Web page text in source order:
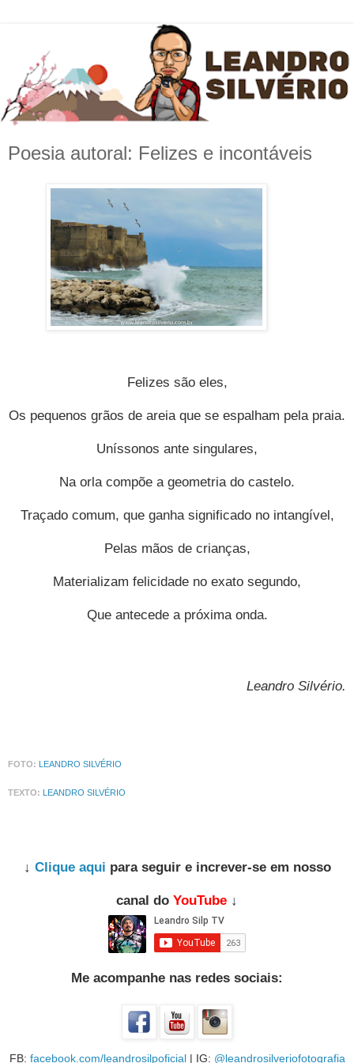
Poesia autoral: Felizes e incontáveis
Felizes são eles,
Os pequenos grãos de areia que se espalham pela praia.
Uníssonos ante singulares,
Na orla compõe a geometria do castelo.
Traçado comum, que ganha significado no intangível,
Pelas mãos de crianças,
Materializam felicidade no exato segundo,
Que antecede a próxima onda.
Leandro Silvério.
FOTO: LEANDRO SILVÉRIO
TEXTO: LEANDRO SILVÉRIO
↓ Clique aqui para seguir e increver-se em nosso
canal do YouTube ↓
Me acompanhe nas redes sociais:
FB: facebook.com/leandrosilpoficial| IG: @leandrosilveriofotografia